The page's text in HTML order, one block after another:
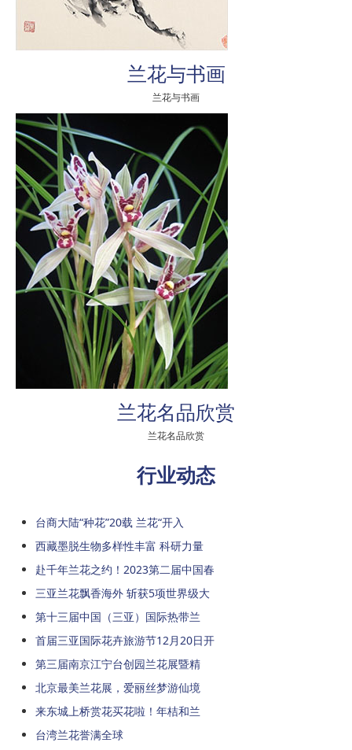
兰花与书画
兰花与书画
兰花名品欣赏
兰花名品欣赏
行业动态
台商大陆“种花”20载 兰花“开入
西藏墨脱生物多样性丰富 科研力量
赴千年兰花之约！2023第二届中国春
三亚兰花飘香海外 斩获5项世界级大
第十三届中国（三亚）国际热带兰
首届三亚国际花卉旅游节12月20日开
第三届南京江宁台创园兰花展暨精
北京最美兰花展，爱丽丝梦游仙境
来东城上桥赏花买花啦！年桔和兰
台湾兰花誉满全球